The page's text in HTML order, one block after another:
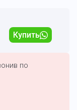
Купить
по